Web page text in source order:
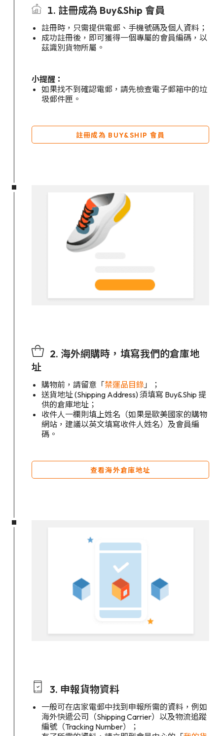
1. 註冊成為 Buy&Ship 會員
註冊時，只需提供電郵、手機號碼及個人資料；
成功註冊後，即可獲得一個專屬的會員編碼，以
茲識別貨物所屬。
小提醒：
如果找不到確認電郵，請先檢查電子郵箱中的垃
圾郵件匣。
註冊成為 BUY&SHIP 會員
2. 海外網購時，填寫我們的倉庫地
址
購物前，請留意「禁運品目錄」；
送貨地址 (Shipping Address) 須填寫 Buy&Ship 提
供的倉庫地址；
收件人一欄則填上姓名（如果是歐美國家的購物
網站，建議以英文填寫收件人姓名）及會員編
碼。
查看海外倉庫地址
3. 申報貨物資料
一般可在店家電郵中找到申報所需的資料，例如
海外快遞公司（Shipping Carrier）以及物流追蹤
編號（Tracking Number）；